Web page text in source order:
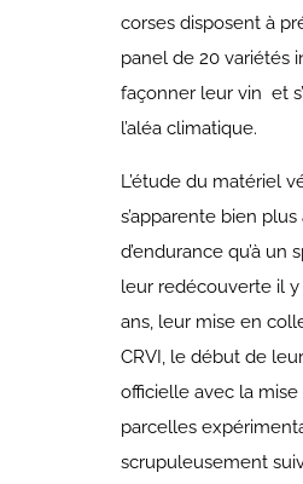
corses disposent à
panel de 20 variétés
façonner leur vin et
l’aléa climatique.
L’étude du matériel
s’apparente bien
d’endurance qu’à un
leur redécouverte il
ans, leur mise en
CRVI, le début de
officielle avec la
parcelles
scrupuleusement